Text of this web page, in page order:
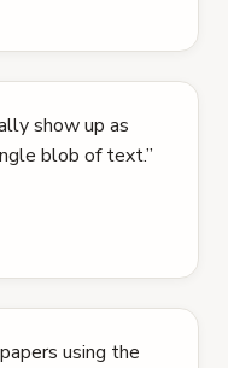
show up as
blob of text.”
using the